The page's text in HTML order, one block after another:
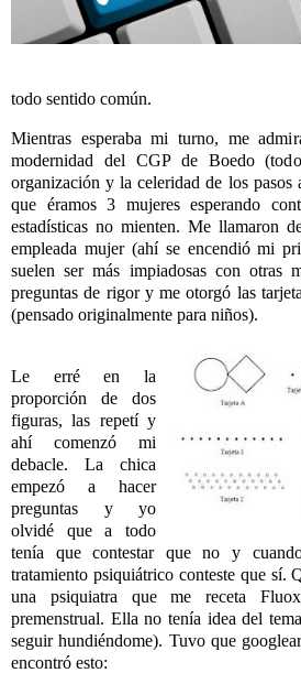
todo sentido común.
Mientras esperaba mi turno, me
modernidad del CGP de Boedo
organización y la celeridad de los pasos
que éramos 3 mujeres esperando
estadísticas no mienten. Me llamaron
empleada mujer (ahí se encendió mi
suelen ser más impiadosas con otras
preguntas de rigor y me otorgó las
(pensado originalmente para niños).
Le erré en la
proporción de dos
figuras, las repetí y
ahí comenzó mi
debacle. La chica
empezó a hacer
preguntas y yo
olvidé que a todo
tenía que contestar que no y
tratamiento psiquiátrico conteste que sí.
una psiquiatra que me receta
premenstrual. Ella no tenía idea del
seguir hundiéndome). Tuvo que
encontró esto: